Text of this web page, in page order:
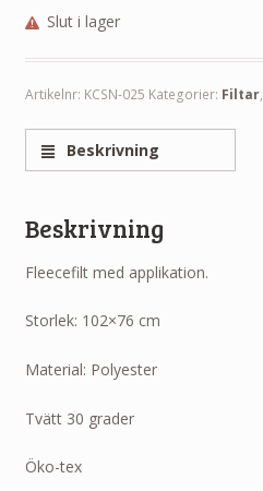
Slut i lager
Artikelnr: KCSN-025 Kategorier: Filtar,
Beskrivning
Beskrivning
Fleecefilt med applikation.
Storlek: 102×76 cm
Material: Polyester
Tvätt 30 grader
Öko-tex